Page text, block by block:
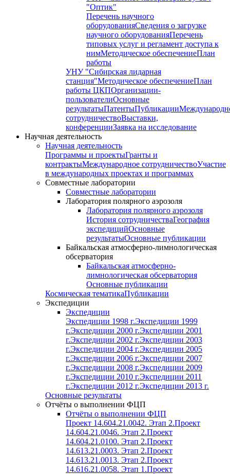
"Оптик"
Перечень научного
оборудованияСведения о загрузке
научного оборудованияПеречень
типовых услуг и регламент доступа к
нимМетодическое обеспечениеПлан
работы
УНУ "Сибирская лидарная
станция"Методическое обеспечениеПлан
работы ЦКПОрганизации-
пользователиОсновные
результатыПатентыПубликации
сотрудничествоВыставки,
конференцииЗаявка на исследование
Научная деятельность
Научная деятельность
Программы и проектыГранты и
контрактыМеждународное сотрудничествоУчастие
в международных проектах и программах
Совместные лаборатории
Совместные лаборатории
Лаборатория полярного аэрозоля
Лаборатория полярного аэрозоля
История сотрудничестваГеография
экспедицийОсновные
результатыОсновные публикации
Байкальская атмосферно-лимнологическая
обсерватория
Байкальская атмосферно-
лимнологическая обсерватория
Основные публикации
Космическая тематикаПубликации
Экспедиции
Экспедиции
Экспедиции 1998 г.Экспедиции 1999
г.Экспедиции 2000 г.Экспедиции 2001
г.Экспедиции 2002 г.Экспедиции 2003
г.Экспедиции 2004 г.Экспедиции 2005
г.Экспедиции 2006 г.Экспедиции 2007
г.Экспедиции 2008 г.Экспедиции 2009
г.Экспедиции 2010 г.Экспедиции 2011
г.Экспедиции 2012 г.Экспедиции 2013 г.
Основные результаты
Отчёты о выполнении ФЦП
Отчёты о выполнении ФЦП
Проект 14.604.21.0042. Этап 2.Проект
14.604.21.0046. Этап 2.Проект
14.604.21.0100. Этап 2.Проект
14.613.21.0003. Этап 2.Проект
14.613.21.0013. Этап 2.Проект
14.616.21.0058. Этап 1.Проект